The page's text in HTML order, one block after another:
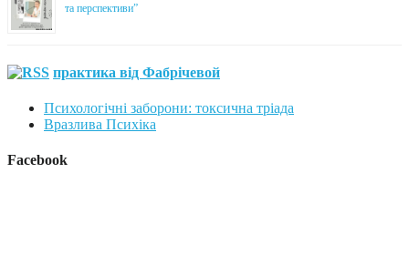
та перспективи”
практика від Фабрічевой
Психологічні заборони: токсична тріада
Вразлива Психіка
Facebook